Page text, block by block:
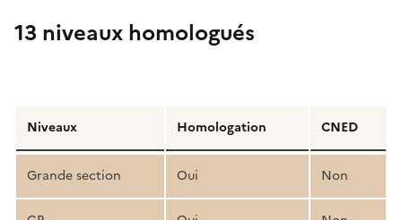
13 niveaux homologués
de
la
structure
pédagogique
Niveaux Homologation CNED
Grande section Oui Non